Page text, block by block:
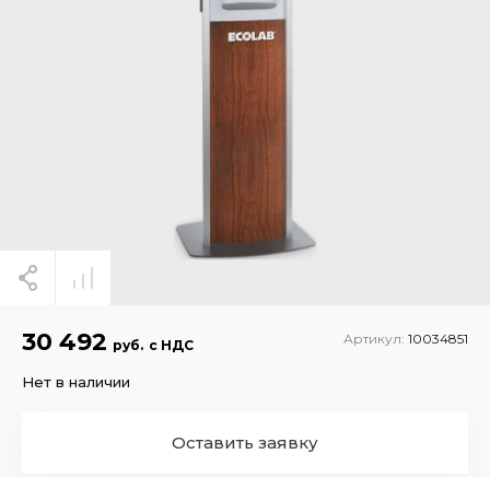
30 492 руб. с НДС Артикул: 10034851
Нет в наличии
Оставить заявку